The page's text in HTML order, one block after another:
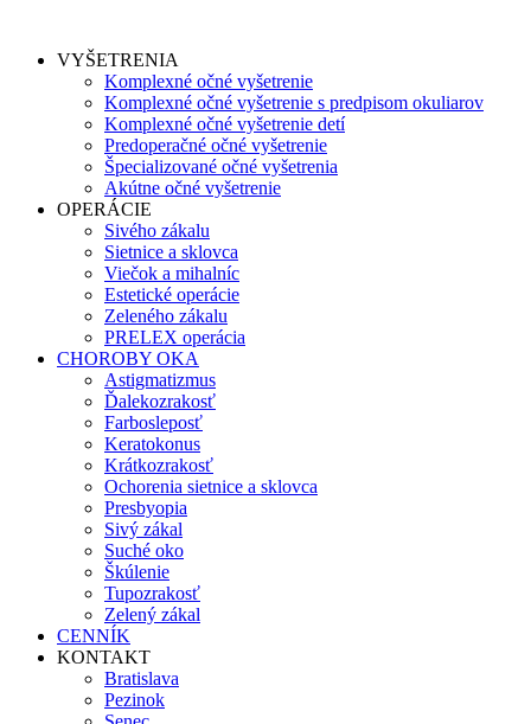
VYŠETRENIA
Komplexné očné vyšetrenie
Komplexné očné vyšetrenie s predpisom okuliarov
Komplexné očné vyšetrenie detí
Predoperačné očné vyšetrenie
Špecializované očné vyšetrenia
Akútne očné vyšetrenie
OPERÁCIE
Sivého zákalu
Sietnice a sklovca
Viečok a mihalníc
Estetické operácie
Zeleného zákalu
PRELEX operácia
CHOROBY OKA
Astigmatizmus
Ďalekozrakosť
Farbosleposť
Keratokonus
Krátkozrakosť
Ochorenia sietnice a sklovca
Presbyopia
Sivý zákal
Suché oko
Škúlenie
Tupozrakosť
Zelený zákal
CENNÍK
KONTAKT
Bratislava
Pezinok